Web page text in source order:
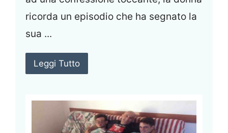
ricorda un episodio che ha segnato la
sua ...
Leggi Tutto